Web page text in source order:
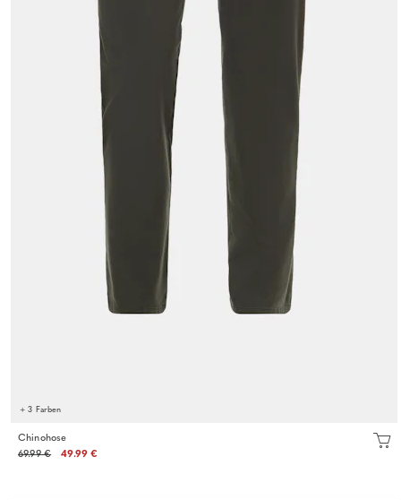
+ 3 Farben
Chinohose
69.99 €
49.99 €